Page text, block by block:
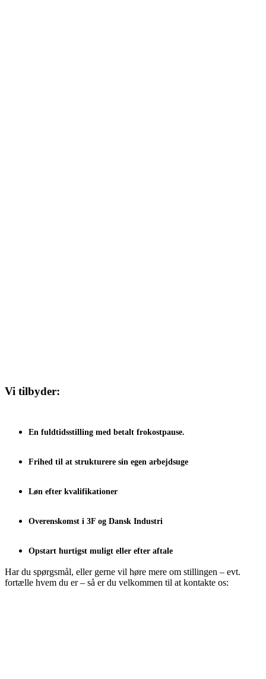
Vi tilbyder:
En fuldtidsstilling med betalt frokostpause.
Frihed til at strukturere sin egen arbejdsuge
Løn efter kvalifikationer
Overenskomst i 3F og Dansk Industri
Opstart hurtigst muligt eller efter aftale
Har du spørgsmål, eller gerne vil høre mere om stillingen – evt.
fortælle hvem du er – så er du velkommen til at kontakte os: